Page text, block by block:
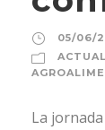
05/06/
La